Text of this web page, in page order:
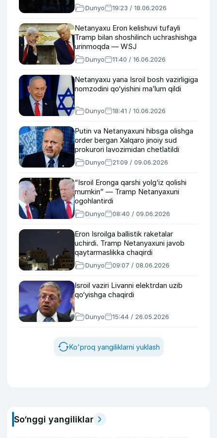
Dunyo 19:23 / 18.06.2026
Netanyaxu Eron kelishuvi tufayli
Tramp bilan shoshilinch uchrashishga
urinmoqda — WSJ
Dunyo 11:40 / 16.06.2026
Netanyaxu yana Isroil bosh vazirligiga
nomzodini qo‘yishini ma’lum qildi
Dunyo 18:41 / 10.06.2026
Putin va Netanyaxuni hibsga olishga
order bergan Xalqaro jinoiy sud
prokurori lavozimidan chetlatildi
Dunyo 21:09 / 09.06.2026
“Isroil Eronga qarshi yolg‘iz qolishi
mumkin” — Tramp Netanyaxuni
ogohlantirdi
Dunyo 08:40 / 09.06.2026
Eron Isroilga ballistik raketalar
uchirdi. Tramp Netanyaxuni javob
qaytarmaslikka chaqirdi
Dunyo 09:07 / 08.06.2026
Isroil vaziri Livanni elektrdan uzib
qo‘yishga chaqirdi
Dunyo 15:44 / 26.05.2026
Ko'proq yangiliklarni yuklash
So‘nggi yangiliklar